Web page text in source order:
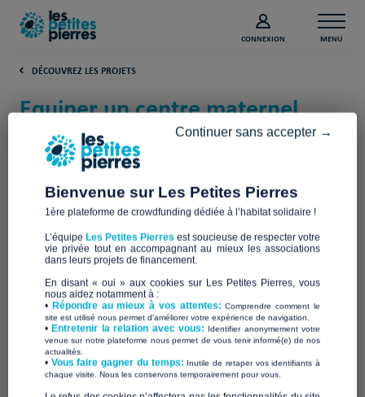
CONNEXION MENU
DÉCOUVREZ LES PROJETS
Equiper un centre maternel
pour mères adolescentes
(Seine-et-Marne)
Apprentis d'Auteuil Centre Maternel
Samarie
Bienvenue sur Les Petites Pierres
1ère plateforme de crowdfunding dédiée à l’habitat solidaire !
L’équipe Les Petites Pierres est soucieuse de respecter votre
vie privée tout en accompagnant au mieux les associations
dans leurs projets de financement.
En disant « oui » aux cookies sur Les Petites Pierres, vous
nous aidez notamment à :
• Répondre au mieux à vos attentes:Comprendre comment le
site est utilisé nous permet d'améliorer votre expérience de navigation.
•Entretenir la relation avec vous: Identifier anonymement votre
venue sur notre plateforme nous permet de vous tenir informé(e) de nos
actualités.
​• Vous faire gagner du temps: Inutile de retaper vos identifiants à
chaque visite. Nous les conservons temporairement pour vous.
Continuer sans accepter →